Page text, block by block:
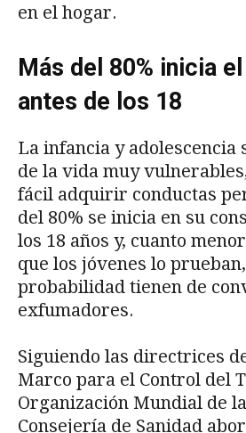
en el hogar.
Más del 80% inicia
antes de los 18
La infancia y adolescencia
de la vida muy
fácil adquirir conductas
del 80% se inicia en su
los 18 años y, cuanto
que los jóvenes lo
probabilidad tienen de
exfumadores.
Siguiendo las directrices
Marco para el Control del
Organización Mundial de
Consejería de Sanidad